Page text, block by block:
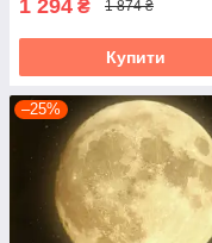
1 294 ₴ 1 874 ₴
Купити
–25%